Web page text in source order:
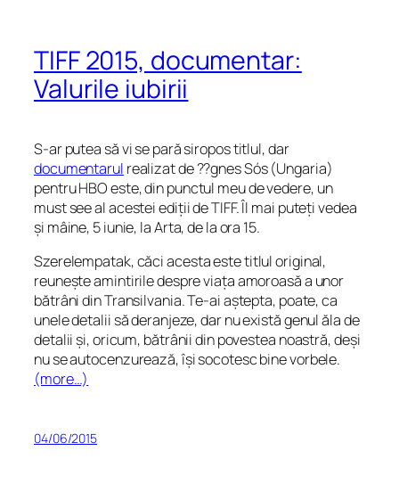
TIFF 2015, documentar:
Valurile iubirii
S-ar putea să vi se pară siropos titlul, dar
documentarul realizat de??gnes Sós (Ungaria)
pentru HBOeste, din punctul meu de vedere, un
must seeal acestei ediții de TIFF. Îl mai puteți vedea
și mâine, 5 iunie, la Arta, de la ora 15.
Szerelempatak, căci acesta este titlul original,
reunește amintirile despre viața amoroasă a unor
bătrâni din Transilvania. Te-ai aștepta, poate, ca
unele detalii să deranjeze, dar nu există genulălade
detalii și, oricum, bătrânii din povestea noastră, deși
nu se autocenzurează, își socotesc bine vorbele.
(more…)
04/06/2015